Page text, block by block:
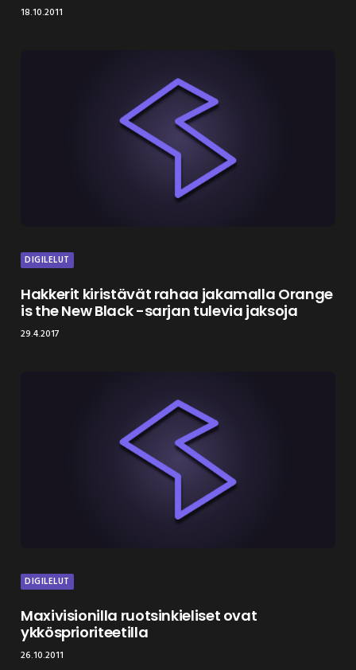
18.10.2011
DIGILELUT
Hakkerit kiristävät rahaa jakamalla Orange
is the New Black -sarjan tulevia jaksoja
29.4.2017
DIGILELUT
Maxivisionilla ruotsinkieliset ovat
ykkösprioriteetilla
26.10.2011